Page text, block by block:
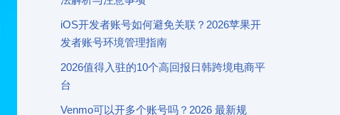
iOS开发者账号如何避免关联？2026苹果开
发者账号环境管理指南
2026值得入驻的10个高回报日韩跨境电商平
台
Venmo可以开多个账号吗？2026 最新规